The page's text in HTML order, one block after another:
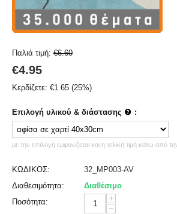
Παλιά τιμή: €6.60
€4.95
Κερδίζετε: €1.65 (25%)
Επιλογή υλικού & διάστασης :
με την επιλογή εμφανίζεται και η τελική τιμή κάτω από
ΚΩΔΙΚΟΣ:
32_MP003-AV
Διαθεσιμότητα:
Διαθέσιμο
Ποσότητα:
+
−